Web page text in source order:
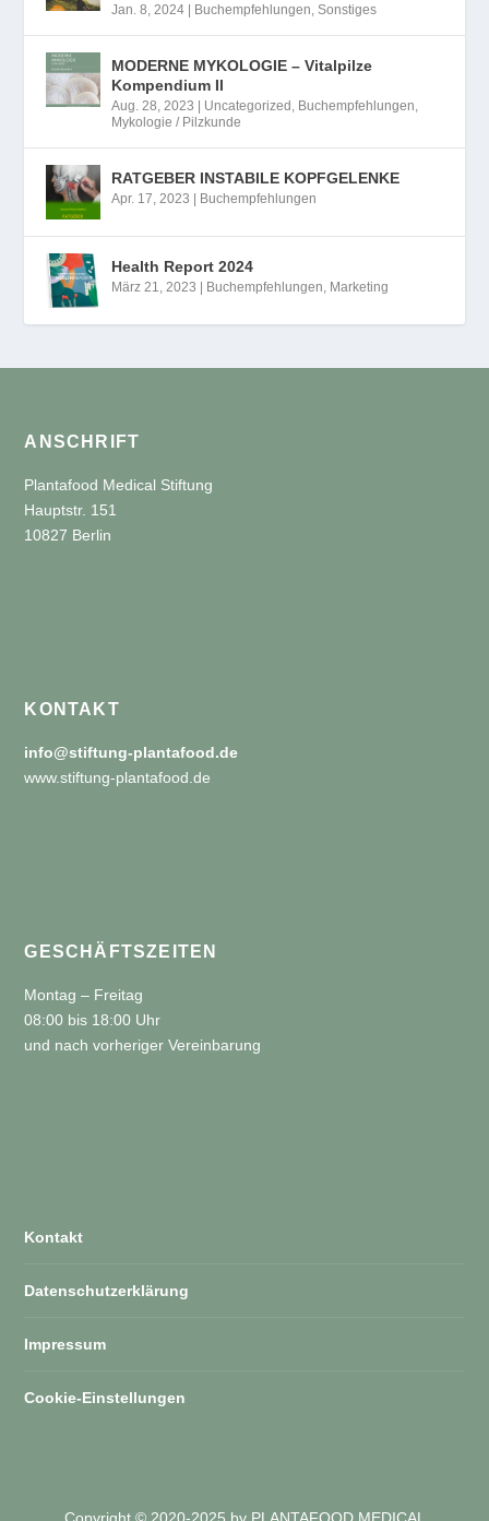
Jan. 8, 2024 Buchempfehlungen,Sonstiges
MODERNE MYKOLOGIE – Vitalpilze
Kompendium II
Aug. 28, 2023 Uncategorized , Buchempfehlungen,
Mykologie / Pilzkunde
RATGEBER INSTABILE KOPFGELENKE
Apr. 17, 2023 Buchempfehlungen
Health Report 2024
März 21, 2023 Buchempfehlungen, Marketing
ANSCHRIFT
Plantafood Medical Stiftung
Hauptstr. 151
10827 Berlin
KONTAKT
info@stiftung-plantafood.de
www.stiftung-plantafood.de
GESCHÄFTSZEITEN
Montag – Freitag
08:00 bis 18:00 Uhr
und nach vorheriger Vereinbarung
Kontakt
Datenschutzerklärung
Impressum
Cookie-Einstellungen